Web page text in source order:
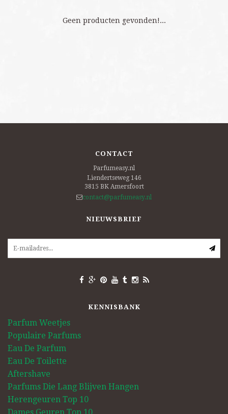
Geen producten gevonden!...
CONTACT
Parfumeasy.nl
Liendertseweg 146
3815 BK Amersfoort
contact@parfumeasy.nl
NIEUWSBRIEF
KENNISBANK
Parfum Weetjes
Populaire Parfums
Eau De Parfum
Eau De Toilette
Aftershave
Parfums Die Lang Blijven Hangen
Herengeuren Top 10